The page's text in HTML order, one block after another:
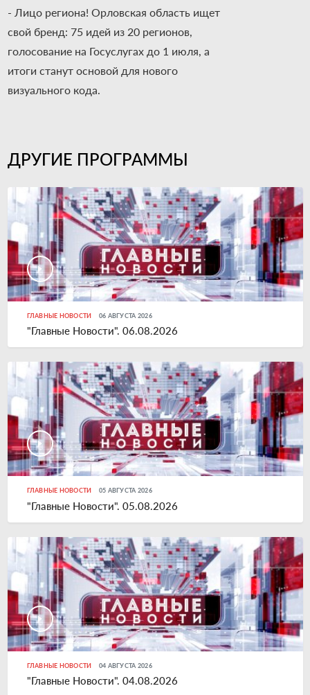
- Лицо региона! Орловская область ищет
свой бренд: 75 идей из 20 регионов,
голосование на Госуслугах до 1 июля, а
итоги станут основой для нового
визуального кода.
ДРУГИЕ ПРОГРАММЫ
ГЛАВНЫЕ НОВОСТИ 06 АВГУСТА 2026
"Главные Новости". 06.08.2026
ГЛАВНЫЕ НОВОСТИ 05 АВГУСТА 2026
"Главные Новости". 05.08.2026
ГЛАВНЫЕ НОВОСТИ 04 АВГУСТА 2026
"Главные Новости". 04.08.2026